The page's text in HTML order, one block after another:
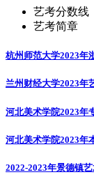
艺考分数线
艺考简章
杭州师范大学2023年
兰州财经大学2023年
河北美术学院2023年
河北美术学院2023年
2022-2023年景德镇